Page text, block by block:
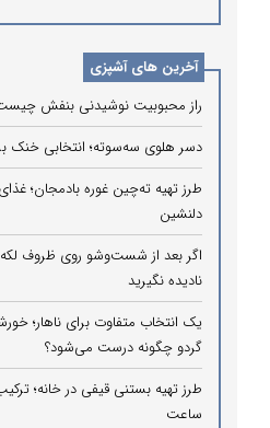
آخرین های آشپزی
راز محبوبیت نوشیدنی بنفش
دسر هلوی سه‌سوته؛ انتخابی خنک
طرز تهیه ته‌چین غوره بادمجان؛
دلنشین
اگر بعد از شست‌وشو روی ظروف لکه
نادیده نگیرید
یک انتخاب متفاوت برای ناهار؛
گردو چگونه درست می‌شود؟
طرز تهیه بستنی قیفی در خانه؛
ساعت